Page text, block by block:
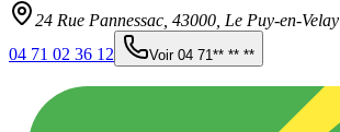
24 Rue Pannessac, 43000 Le Puy-en-Velay
04 71 02 36 12
Voir 04 71** ** **